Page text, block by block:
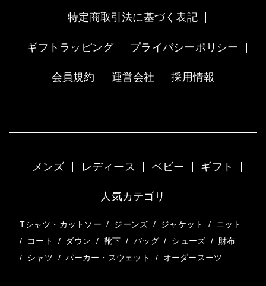
特定商取引法に基づく表記
ギフトラッピング プライバシーポリシー
会員規約 運営会社 採用情報
メンズ レディース ベビー ギフト
人気カテゴリ
Tシャツ・カットソー / ジーンズ / ジャケット /
ニット
/
コート / ダウン / 靴下 / バッグ / シューズ /
財布
/
シャツ / パーカー・スウェット / オーダースーツ